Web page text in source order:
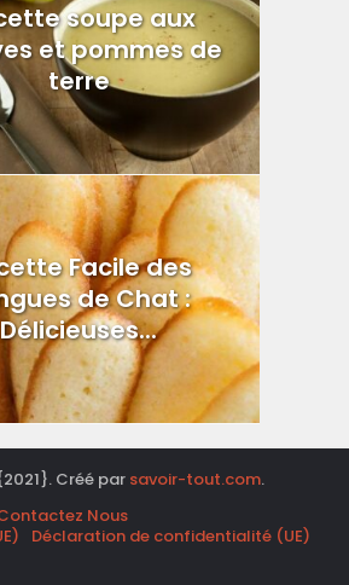
soupe aux
et pommes de
terre
Facile des
de Chat :
Délicieuses...
Créé par savoir-tout.com.
Nous
Déclaration de confidentialité (UE)